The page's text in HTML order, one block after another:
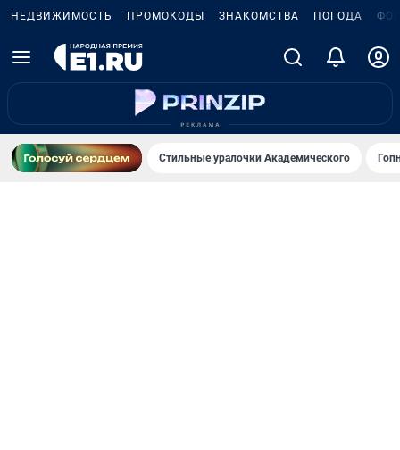
НЕДВИЖИМОСТЬ ПРОМОКОДЫ ЗНАКОМСТВА ПОГОДА
Стильные уралочки Академического